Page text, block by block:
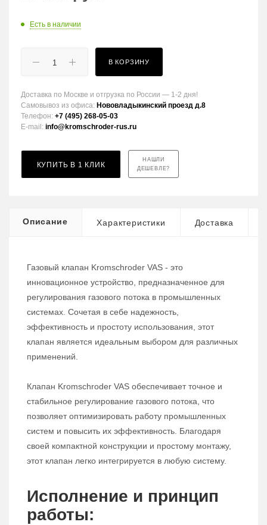
Есть в наличии
В КОРЗИНУ
Доставка по Москве и отгрузка по России — 1-2 дня!
Самовывоз из офиса: Нововладыкинский проезд д.8
Телефон: +7 (495) 268-05-03
E-mail: info@kromschroder-rus.ru
КУПИТЬ В 1 КЛИК
НАШЛИ
ДЕШЕВЛЕ?
Описание Характеристики Доставка
Газовый клапан Kromschroder VAS - это
инновационное устройство, предназначенное для
регулирования газового потока в промышленных
системах. Сочетая в себе надежность,
эффективность и простоту использования, этот
клапан является идеальным выбором для различных
применений.
Клапан Kromschroder VAS обеспечивает точное и
стабильное регулирование газового потока, что
позволяет оптимизировать работу промышленных
систем и повысить их эффективность. Благодаря
своей компактной конструкции и простому монтажу,
этот клапан легко интегрируется в любую систему.
Исполнение и принцип
работы: